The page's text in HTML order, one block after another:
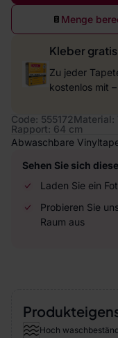
Menge
Kleber gratis
Zu jeder
kostenlos mit
Code: 555172Material:
Rapport: 64 cm
Abwaschbare
Sehen Sie sich
Laden Sie ein
Probieren Sie
Raum aus
Hoch